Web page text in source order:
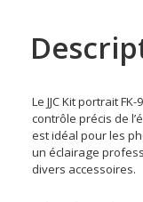
Le JJC Kit portrait
contrôle précis de
est idéal pour les
un éclairage
divers accessoires.